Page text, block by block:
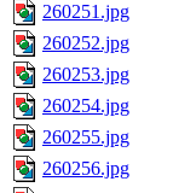
260251.jpg
260252.jpg
260253.jpg
260254.jpg
260255.jpg
260256.jpg